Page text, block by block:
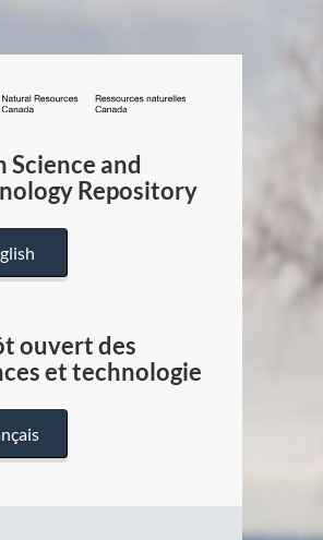
/
Canada
Science and
Repository
ouvert des
et technologie